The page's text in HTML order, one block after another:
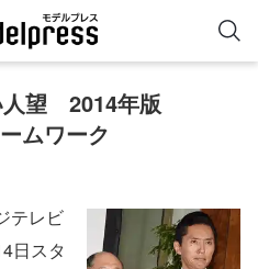
望　2014年版
ムワーク
テレビ
日スタ